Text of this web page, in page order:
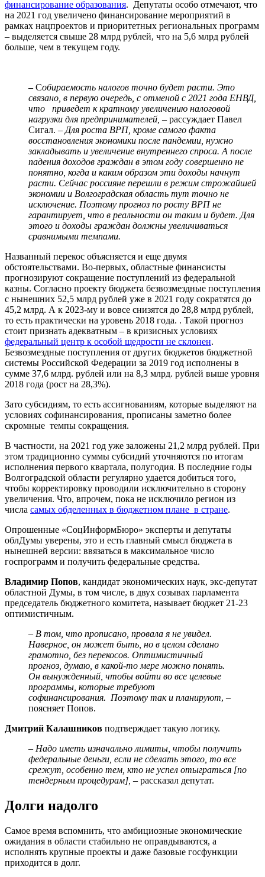
финансирование образования. Депутаты особо отмечают, что
на 2021 год увеличено финансирование мероприятий в
рамках нацпроектов и приоритетных региональных программ
– выделяется свыше 28 млрд рублей, что на 5,6 млрд рублей
больше, чем в текущем году.
–Собираемость налогов точно будет расти. Это
связано, в первую очередь, с отменой с 2021 года ЕНВД,
что приведет к кратному увеличению налоговой
нагрузки для предпринимателей, – рассуждает Павел
Сигал. – Для роста ВРП, кроме самого факта
восстановления экономики после пандемии, нужно
закладывать и увеличение внутреннего спроса. А после
падения доходов граждан в этом году совершенно не
понятно, когда и каким образом эти доходы начнут
расти. Сейчас россияне перешли в режим строжайшей
экономии и Волгоградская область тут точно не
исключение. Поэтому прогноз по росту ВРП не
гарантирует, что в реальности он таким и будет. Для
этого и доходы граждан должны увеличиваться
сравнимыми темпами.
Названный перекос объясняется и еще двумя
обстоятельствами. Во-первых, областные финансисты
прогнозируют сокращение поступлений из федеральной
казны. Согласно проекту бюджета безвозмездные поступления
с нынешних 52,5 млрд рублей уже в 2021 году сократятся до
45,2 млрд. А к 2023-му и вовсе снизятся до 28,8 млрд рублей,
то есть практически на уровень 2018 года. . Такой прогноз
стоит признать адекватным – в кризисных условиях
федеральный центр к особой щедрости не склонен.
Безвозмездные поступления от других бюджетов бюджетной
системы Российской Федерации за 2019 год исполнены в
сумме 37,6 млрд. рублей или на 8,3 млрд. рублей выше уровня
2018 года (рост на 28,3%).
Зато субсидиям, то есть ассигнованиям, которые выделяют на
условиях софинансирования, прописаны заметно более
скромные темпы сокращения.
В частности, на 2021 год уже заложены 21,2 млрд рублей. При
этом традиционно суммы субсидий уточняются по итогам
исполнения первого квартала, полугодия. В последние годы
Волгоградской области регулярно удается добиться того,
чтобы корректировку проводили исключительно в сторону
увеличения. Что, впрочем, пока не исключило регион из
числа самых обделенных в бюджетном плане в стране.
Опрошенные «СоцИнформБюро» эксперты и депутаты
облДумы уверены, это и есть главный смысл бюджета в
нынешней версии: ввязаться в максимальное число
госпрограмм и получить федеральные средства.
Владимир Попов, кандидат экономических наук, экс-депутат
областной Думы, в том числе, в двух созывах парламента
председатель бюджетного комитета, называет бюджет 21-23
оптимистичным.
– В том, что прописано, провала я не увидел.
Наверное, он может быть, но в целом сделано
грамотно, без перекосов. Оптимистичный
прогноз, думаю, в какой-то мере можно понять.
Он вынужденный, чтобы войти во все целевые
программы, которые требуют
софинансирования. Поэтому так и планируют, –
поясняет Попов.
Дмитрий Калашников подтверждает такую логику.
– Надо иметь изначально лимиты, чтобы получить
федеральные деньги, если не сделать этого, то все
срежут, особенно тем, кто не успел отыграться [по
тендерным процедурам], – рассказал депутат.
Долги надолго
Самое время вспомнить, что амбициозные экономические
ожидания в области стабильно не оправдываются, а
исполнять крупные проекты и даже базовые госфункции
приходится в долг.